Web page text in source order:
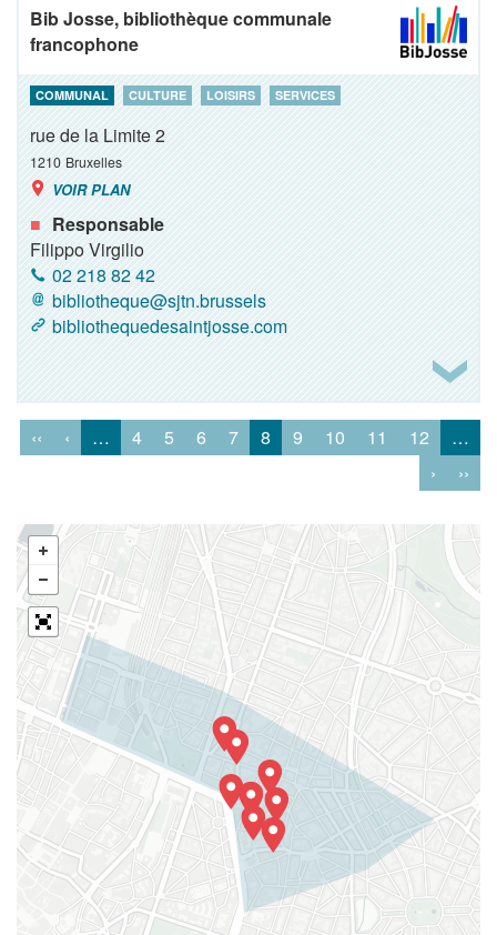
Bib Josse, bibliothèque communale
francophone
COMMUNAL CULTURE LOISIRS SERVICES
rue de la Limite 2
1210 Bruxelles
VOIR PLAN
Responsable
Filippo Virgilio
02 218 82 42
bibliotheque@sjtn.brussels
bibliothequedesaintjosse.com
‹‹ ‹ … 4 5 6 7 8 9 10 11 12
…
›
››